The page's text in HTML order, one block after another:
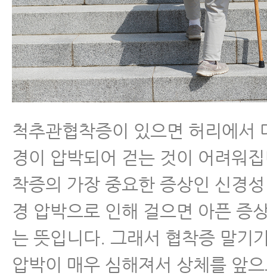
- 척추협착증운동-거꾸리운동
- 척추관협착증 반드시 피해야 할
- 협착증에 맥켄지 운동 하면 안 되
- 허리협착증이 아니라 디스크라
- 허리디스크협착증
- 척추협착증 비수술치료 원리
- 척추협착증치료 후 허리펴짐
척추관협착증이 있으면 허리에서
경이 압박되어 걷는 것이 어려워
착증의 가장 중요한 증상인 신경
경 압박으로 인해 걸으면 아픈 증
는 뜻입니다. 그래서 협착증 말기
압박이 매우 심해져서 상체를 앞